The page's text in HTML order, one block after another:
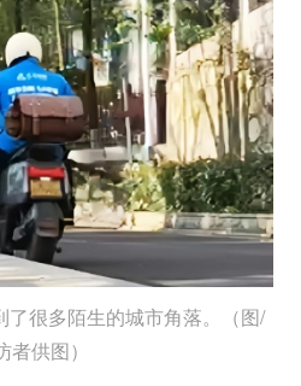
很多陌生的城市角落。（图/
者供图）